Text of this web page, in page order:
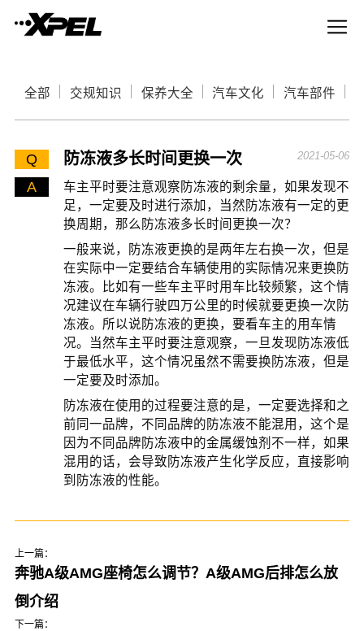
全部 交规知识 保养大全 汽车文化 汽车部件
Q 防冻液多长时间更换一次 2021-05-06
A
车主平时要注意观察防冻液的剩余量，如果发现不
足，一定要及时进行添加，当然防冻液有一定的更
换周期，那么防冻液多长时间更换一次？
一般来说，防冻液更换的是两年左右换一次，但是
在实际中一定要结合车辆使用的实际情况来更换防
冻液。比如有一些车主平时用车比较频繁，这个情
况建议在车辆行驶四万公里的时候就要更换一次防
冻液。所以说防冻液的更换，要看车主的用车情
况。当然车主平时要注意观察，一旦发现防冻液低
于最低水平，这个情况虽然不需要换防冻液，但是
一定要及时添加。
防冻液在使用的过程要注意的是，一定要选择和之
前同一品牌，不同品牌的防冻液不能混用，这个是
因为不同品牌防冻液中的金属缓蚀剂不一样，如果
混用的话，会导致防冻液产生化学反应，直接影响
到防冻液的性能。
上一篇：
奔驰A级AMG座椅怎么调节？A级AMG后排怎么放
倒介绍
下一篇：